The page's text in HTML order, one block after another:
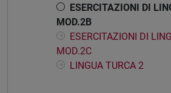
ESERCITAZIONI DI
MOD.2B
ESERCITAZIONI DI
MOD.2C
LINGUA TURCA 2